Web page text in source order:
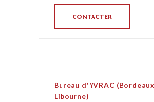
CONTACTER
Bureau d'YVRAC (Bordeaux
Libourne)